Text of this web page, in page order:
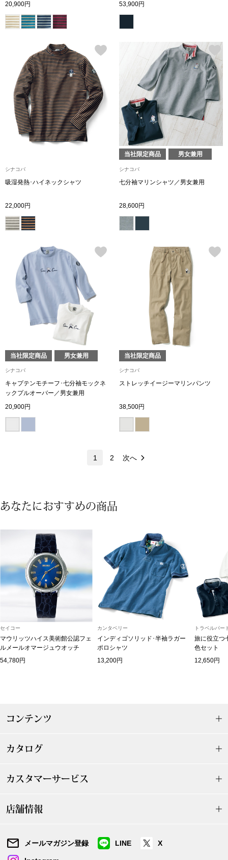
ポーチ
その他
ウオッチ／
ウオッチ
イヤリング／
ブローチ
その他
帽子
サングラス／
傘／日傘
和装
おすすめブラ
20,900円 53,900円
シナコバ
吸湿発熱･ハイネックシャツ
22,000円
当社限定商品 男女兼用
シナコバ
七分袖マリンシャツ／男女兼用
28,600円
当社限定商品 男女兼用
シナコバ
キャプテンモチーフ･七分袖モックネ
ックプルオーバー／男女兼用
20,900円
当社限定商品
シナコバ
ストレッチイージーマリンパンツ
38,500円
1 2 次へ
あなたにおすすめの商品
セイコー
マウリッツハイス美術館公認フェ
ルメールオマージュウオッチ
54,780円
カンタベリー
インディゴソリッド･半袖ラガー
ポロシャツ
13,200円
トラベルパー
旅に役立つ
色セット
12,650円
コンテンツ
カタログ
カスタマーサービス
店舗情報
メールマガジン登録 LINE X